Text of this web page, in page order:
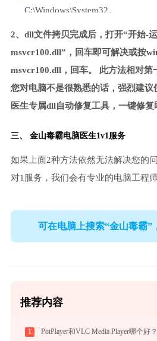
C:\Windows\System32。
2、dll文件拷贝完成后，打开“开始-
msvcr100.dll”，回车即可解决或按
msvcr100.dll，回车。 此方法相对第
您对电脑不是很熟悉的话，强烈建
医生专属dll自动修复工具，一键修复
三、 金山毒霸电脑医生1v1服务
如果上面2种方法依然无法解决您的
对1服务，我们会有专业的电脑工程
可在电脑上搜索“金山毒霸”
推荐内容
1 PotPlayer和VLC Media Player哪个好